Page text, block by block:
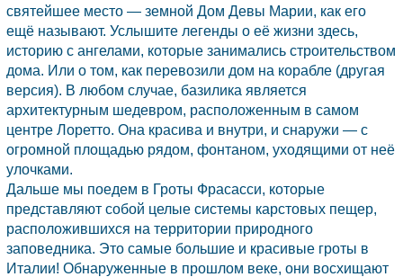
святейшее место — земной Дом Девы Марии, как его
ещё называют. Услышите легенды о её жизни здесь,
историю с ангелами, которые занимались строительством
дома. Или о том, как перевозили дом на корабле (другая
версия). В любом случае, базилика является
архитектурным шедевром, расположенным в самом
центре Лоретто. Она красива и внутри, и снаружи — с
огромной площадью рядом, фонтаном, уходящими от неё
улочками.
Дальше мы поедем в Гроты Фрасасси, которые
представляют собой целые системы карстовых пещер,
расположившихся на территории природного
заповедника. Это самые большие и красивые гроты в
Италии! Обнаруженные в прошлом веке, они восхищают